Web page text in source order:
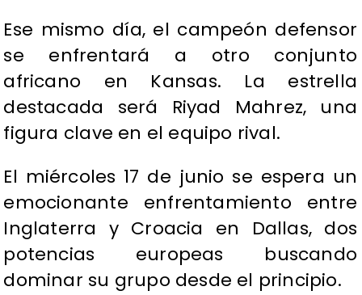
Ese mismo día, el campeón defensor
se enfrentará a otro conjunto
africano en Kansas. La estrella
destacada será Riyad Mahrez, una
figura clave en el equipo rival.
El miércoles 17 de junio se espera un
emocionante enfrentamiento entre
Inglaterra y Croacia en Dallas, dos
potencias europeas buscando
dominar su grupo desde el principio.